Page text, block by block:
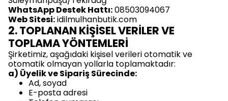
WhatsApp Destek Hattı:08503094067
Web Sitesi:idilmulhanbutik.com
2. TOPLANAN KİŞİSEL VERİLER VE
TOPLAMA YÖNTEMLERİ
Şirketimiz, aşağıdaki kişisel verileri otomatik ve
otomatik olmayan yollarla toplamaktadır:
a) Üyelik ve Sipariş Sürecinde:
Ad, soyad
E-posta adresi